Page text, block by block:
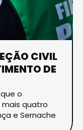
CIVIL
DE
o
quatro
e Sernache